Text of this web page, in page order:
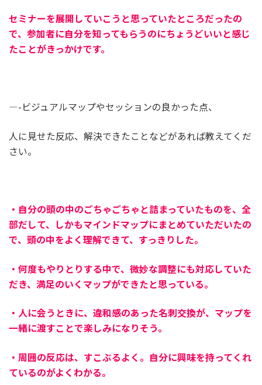
セミナーを展開していこうと思っていたところだったの
で、参加者に自分を知ってもらうのにちょうどいいと感じ
たことがきっかけです。
—-ビジュアルマップやセッションの良かった点、
人に見せた反応、解決できたことなどがあれば教えてくだ
さい。
・自分の頭の中のごちゃごちゃと詰まっていたものを、全
部だして、しかもマインドマップにまとめていただいたの
で、頭の中をよく理解できて、すっきりした。
・何度もやりとりする中で、微妙な調整にも対応していた
だき、満足のいくマップができたと思っている。
・人に会うときに、違和感のあった名刺交換が、マップを
一緒に渡すことで楽しみになりそう。
・周囲の反応は、すこぶるよく。自分に興味を持ってくれ
ているのがよくわかる。